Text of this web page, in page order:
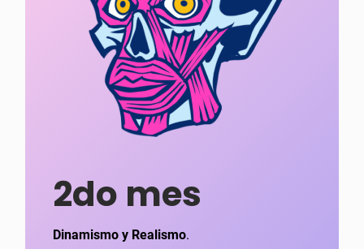
2do mes
Dinamismo y Realismo.